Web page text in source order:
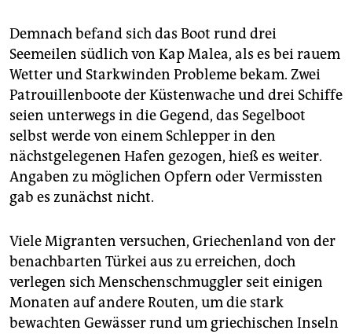
Demnach befand sich das Boot rund drei
Seemeilen südlich von Kap Malea, als es bei rauem
Wetter und Starkwinden Probleme bekam. Zwei
Patrouillenboote der Küstenwache und drei Schiffe
seien unterwegs in die Gegend, das Segelboot
selbst werde von einem Schlepper in den
nächstgelegenen Hafen gezogen, hieß es weiter.
Angaben zu möglichen Opfern oder Vermissten
gab es zunächst nicht.
Viele Migranten versuchen, Griechenland von der
benachbarten Türkei aus zu erreichen, doch
verlegen sich Menschenschmuggler seit einigen
Monaten auf andere Routen, um die stark
bewachten Gewässer rund um griechischen Inseln